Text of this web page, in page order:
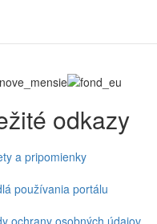
odkazy
a pripomienky
používania portálu